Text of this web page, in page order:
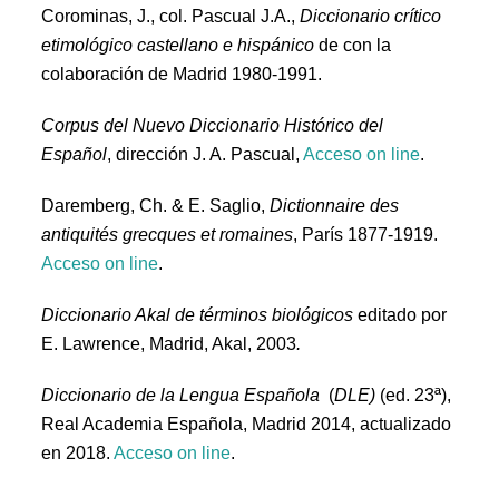
Corominas, J., col. Pascual J.A., Diccionario crítico
etimológico castellano e hispánico de con la
colaboración de Madrid 1980-1991.
Corpus del Nuevo Diccionario Histórico del
Español, dirección J. A. Pascual,Acceso on line.
Daremberg, Ch. & E. Saglio,Dictionnaire des
antiquités grecques et romaines, París 1877-1919.
Acceso on line.
Diccionario Akal de términos biológicos editado por
E. Lawrence, Madrid, Akal, 2003.
Diccionario de la Lengua Española (DLE) (ed. 23ª),
Real Academia Española, Madrid 2014, actualizado
en 2018.Acceso on line.